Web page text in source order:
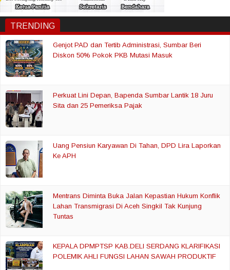
TRENDING
Genjot PAD dan Tertib Administrasi, Sumbar Beri
Diskon 50% Pokok PKB Mutasi Masuk
Perkuat Lini Depan, Bapenda Sumbar Lantik 18 Juru
Sita dan 25 Pemeriksa Pajak
Uang Pensiun Karyawan Di Tahan, DPD Lira Laporkan
Ke APH
Mentrans Diminta Buka Jalan Kepastian Hukum Konflik
Lahan Transmigrasi Di Aceh Singkil Tak Kunjung
Tuntas
KEPALA DPMPTSP KAB.DELI SERDANG KLARIFIKASI
POLEMIK AHLI FUNGSI LAHAN SAWAH PRODUKTIF